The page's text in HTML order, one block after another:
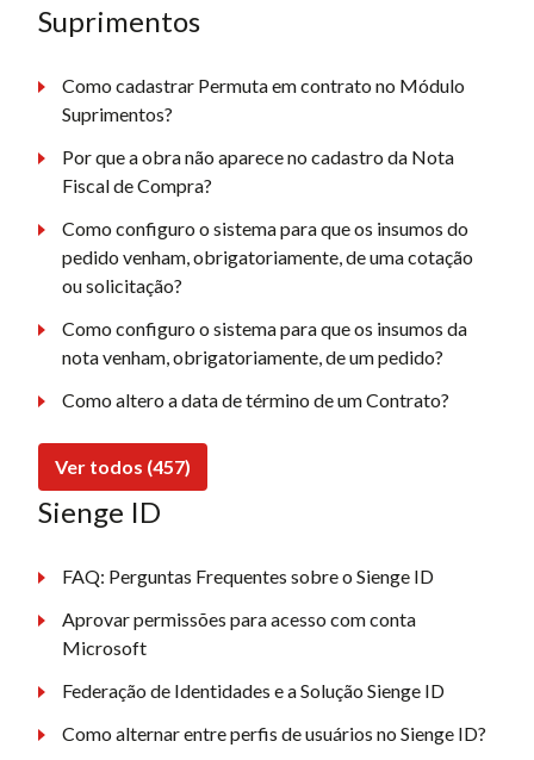
Suprimentos
Como cadastrar Permuta em contrato no Módulo
Suprimentos?
Por que a obra não aparece no cadastro da Nota
Fiscal de Compra?
Como configuro o sistema para que os insumos do
pedido venham, obrigatoriamente, de uma cotação
ou solicitação?
Como configuro o sistema para que os insumos da
nota venham, obrigatoriamente, de um pedido?
Como altero a data de término de um Contrato?
Ver todos (457)
Sienge ID
FAQ: Perguntas Frequentes sobre o Sienge ID
Aprovar permissões para acesso com conta
Microsoft
Federação de Identidades e a Solução Sienge ID
Como alternar entre perfis de usuários no Sienge ID?